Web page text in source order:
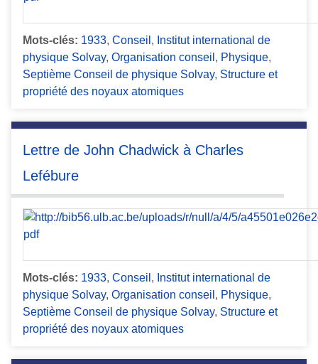
Mots-clés: 1933, Conseil , Institut international de
physique Solvay, Organisation conseil , Physique,
Septième Conseil de physique Solvay, Structure et
propriété des noyaux atomiques
Lettre de John Chadwick à Charles
Lefébure
Mots-clés: 1933, Conseil , Institut international de
physique Solvay, Organisation conseil , Physique,
Septième Conseil de physique Solvay, Structure et
propriété des noyaux atomiques